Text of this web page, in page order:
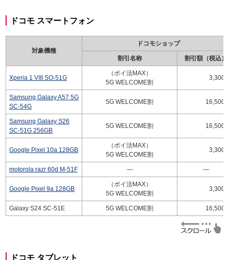
ドコモ スマートフォン
対象機種
ドコモショップ
割引名称 割引額（税込）
Xperia 1 VIII SO-51G
（ポイ活MAX）
5G WELCOME割
3,300
Samsung Galaxy A57 5G
SC-54G
5G WELCOME割 16,500
Samsung Galaxy S26
SC-51G 256GB
5G WELCOME割 16,500
Google Pixel 10a 128GB
（ポイ活MAX）
5G WELCOME割
3,300
motorola razr 60d M-51F — —
Google Pixel 9a 128GB
（ポイ活MAX）
5G WELCOME割
3,300
Galaxy S24 SC-51E 5G WELCOME割 16,500
ドコモ タブレット